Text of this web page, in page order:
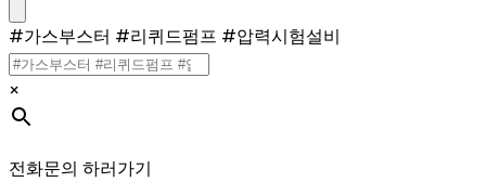
뛰
기
설
정/
해
제
메
#가스부스터 #리퀴드펌프 #압력시험설비
×
전화문의 하러가기